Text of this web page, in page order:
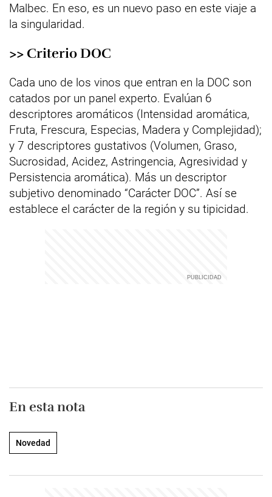
Malbec. En eso, es un nuevo paso en este viaje a
la singularidad.
>> Criterio DOC
Cada uno de los vinos que entran en la DOC son
catados por un panel experto. Evalúan 6
descriptores aromáticos (Intensidad aromática,
Fruta, Frescura, Especias, Madera y Complejidad);
y 7 descriptores gustativos (Volumen, Graso,
Sucrosidad, Acidez, Astringencia, Agresividad y
Persistencia aromática). Más un descriptor
subjetivo denominado “Carácter DOC”. Así se
establece el carácter de la región y su tipicidad.
En esta nota
Novedad